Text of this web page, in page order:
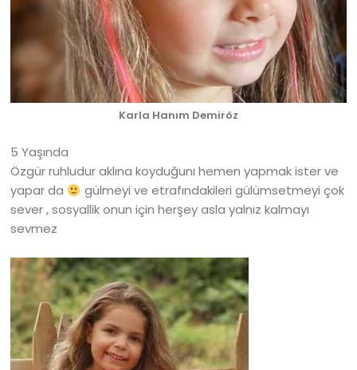
Karla Hanım Demiröz
5 Yaşında
Özgür ruhludur aklına koyduğunı hemen yapmak ister ve
yapar da
gülmeyi ve etrafındakileri gülümsetmeyi çok
sever , sosyallik onun için herşey asla yalnız kalmayı
sevmez